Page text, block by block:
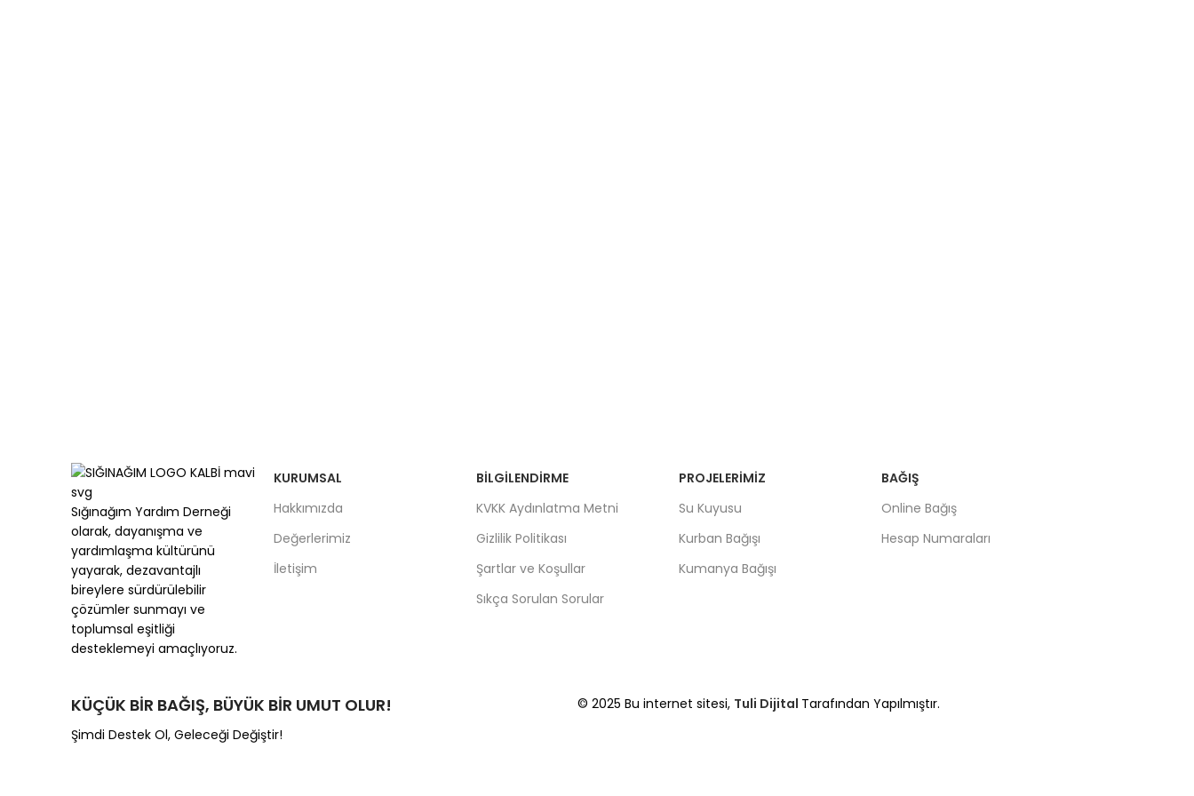
Sığınağım Yardım Derneği
olarak, dayanışma ve
yardımlaşma kültürünü
yayarak, dezavantajlı
bireylere sürdürülebilir
çözümler sunmayı ve
toplumsal eşitliği
desteklemeyi amaçlıyoruz.
KURUMSAL
Hakkımızda
Değerlerimiz
İletişim
BILGILENDIRME
KVKK Aydınlatma Metni
Gizlilik Politikası
Şartlar ve Koşullar
Sıkça Sorulan Sorular
PROJELERIMIZ
Su Kuyusu
Kurban Bağışı
Kumanya Bağışı
BAĞIŞ
Online Bağış
Hesap Numaraları
KÜÇÜK BİR BAĞIŞ, BÜYÜK BİR UMUT OLUR!
Şimdi Destek Ol, Geleceği Değiştir!
© 2025 Bu internet sitesi, Tuli Dijital Tarafından Yapılmıştır.